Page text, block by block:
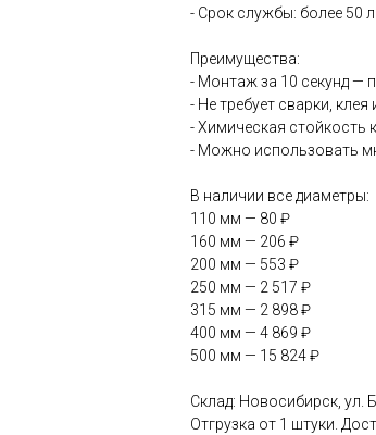
- Срок службы: более 50
Преимущества:
- Монтаж за 10 секунд —
- Не требует сварки,
- Химическая стойкость
- Можно использовать
В наличии все диаметры:
110 мм — 80 ₽
160 мм — 206 ₽
200 мм — 553 ₽
250 мм — 2 517 ₽
315 мм — 2 898 ₽
400 мм — 4 869 ₽
500 мм — 15 824 ₽
Склад: Новосибирск, ул.
Отгрузка от 1 штуки.